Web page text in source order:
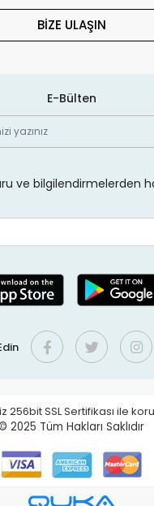
BİZE ULAŞIN
E-Bülten
ve bilgilendirmelerden
256bit SSL Sertifikası ile
2025 Tüm Hakları Saklıdır